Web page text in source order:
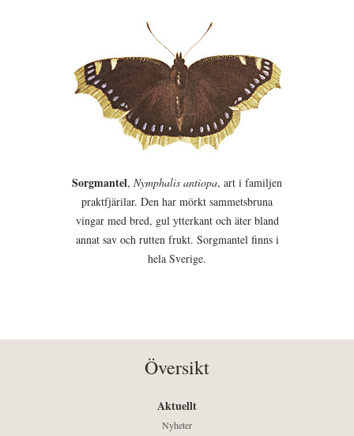
Sorgmantel, Nymphalis antiopa, art i familjen
praktfjärilar. Den har mörkt sammetsbruna
vingar med bred, gul ytterkant och äter bland
annat sav och rutten frukt. Sorgmantel finns i
hela Sverige.
Översikt
Aktuellt
Nyheter